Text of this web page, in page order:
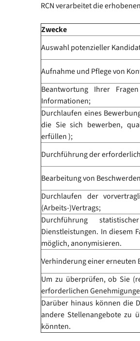
RCN verarbeitet die
Zwecke
Auswahl potenzieller
Aufnahme und Pflege von
Beantwortung Ihrer
Informationen;
Durchlaufen eines
die Sie sich bewerben,
erfüllen );
Durchführung der
Bearbeitung von
Durchlaufen der
(Arbeits-)Vertrags;
Durchführung
Dienstleistungen. In diesem
möglich, anonymisieren.
Verhinderung einer erneuten
Um zu überprüfen, ob Sie
erforderlichen
Darüber hinaus können die
andere Stellenangebote zu
könnten.